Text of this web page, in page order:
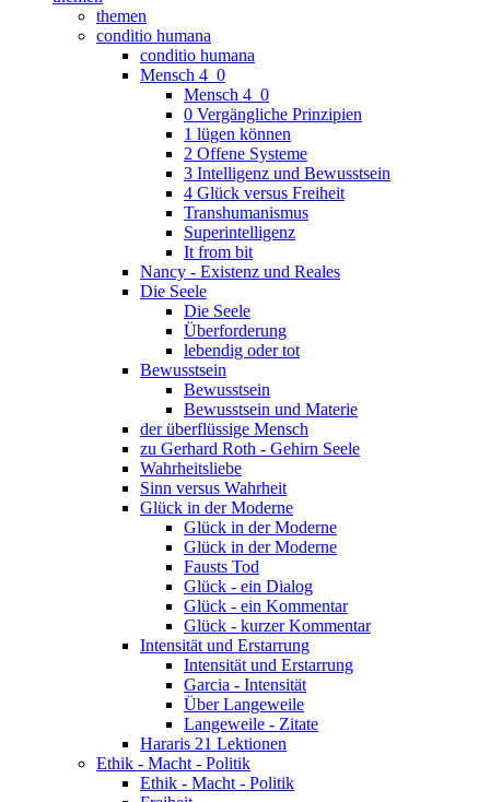
themen
conditio humana
conditio humana
Mensch 4_0
Mensch 4_0
0 Vergängliche Prinzipien
1 lügen können
2 Offene Systeme
3 Intelligenz und Bewusstsein
4 Glück versus Freiheit
Transhumanismus
Superintelligenz
It from bit
Nancy - Existenz und Reales
Die Seele
Die Seele
Überforderung
lebendig oder tot
Bewusstsein
Bewusstsein
Bewusstsein und Materie
der überflüssige Mensch
zu Gerhard Roth - Gehirn Seele
Wahrheitsliebe
Sinn versus Wahrheit
Glück in der Moderne
Glück in der Moderne
Glück in der Moderne
Fausts Tod
Glück - ein Dialog
Glück - ein Kommentar
Glück - kurzer Kommentar
Intensität und Erstarrung
Intensität und Erstarrung
Garcia - Intensität
Über Langeweile
Langeweile - Zitate
Hararis 21 Lektionen
Ethik - Macht - Politik
Ethik - Macht - Politik